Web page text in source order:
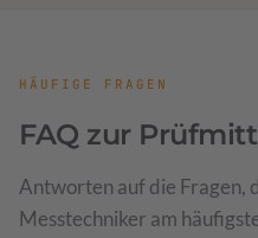
HÄUFIGE FRAGEN
FAQ zur
Antworten auf die Fragen,
Messtechniker am